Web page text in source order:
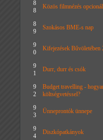
8
8
Közös filmnézés
8
9
Szokásos BME-s nap
9
0
Kifejezések Bűvöletében
9
1
Durr, durr és csók
9
2
Budget travelling -
költségvetéssel?
9
3
Ünneprontók ünnepe
9
4
Diszkópatkányok